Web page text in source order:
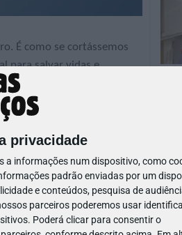
privacidade
a informações num dispositivo, como
padrão enviadas por um
e conteúdos, pesquisa de
parceiros poderemos usar
Poderá clicar para consentir o
É como se cortássemos
para salvar vidas e
a